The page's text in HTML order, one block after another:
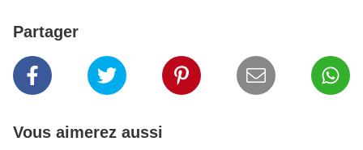
Partager
Vous aimerez aussi